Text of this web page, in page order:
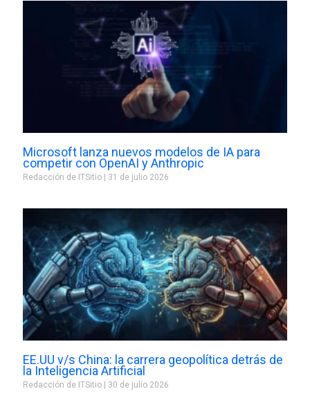
Microsoft lanza nuevos modelos de IA para
competir con OpenAI y Anthropic
Redacción de ITSitio 31 de julio 2026
EE.UU v/s China: la carrera geopolítica detrás de
la Inteligencia Artificial
Redacción de ITSitio 30 de julio 2026